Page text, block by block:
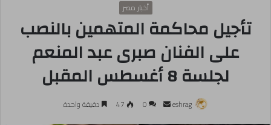
أخبار مصر
تأجيل محاكمة المتهمين بالنصب
على الفنان صبرى عبد المنعم
لجلسة 8 أغسطس المقبل
eshrag
أرسل 0
47 دقيقة واحدة